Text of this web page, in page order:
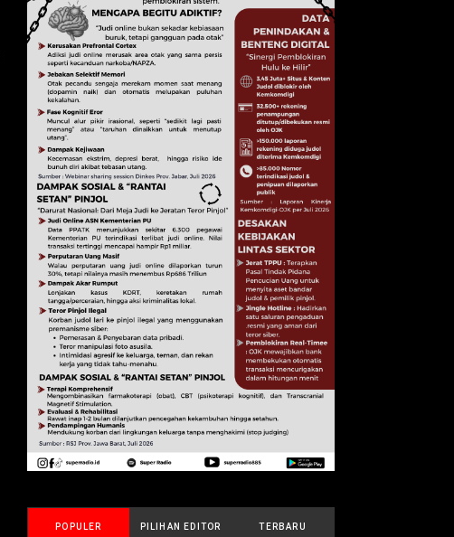
POPULER PILIHAN EDITOR TERBARU